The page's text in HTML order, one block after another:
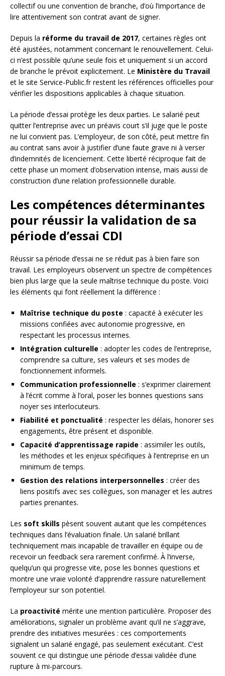
collectif ou une convention de branche, d’où l’importance de
lire attentivement son contrat avant de signer.
Depuis la réforme du travail de 2017, certaines règles ont
été ajustées, notamment concernant le renouvellement. Celui-
ci n’est possible qu’une seule fois et uniquement si un accord
de branche le prévoit explicitement. Le Ministère du Travail
et le site Service-Public.fr restent les références officielles pour
vérifier les dispositions applicables à chaque situation.
La période d’essai protège les deux parties. Le salarié peut
quitter l’entreprise avec un préavis court s’il juge que le poste
ne lui convient pas. L’employeur, de son côté, peut mettre fin
au contrat sans avoir à justifier d’une faute grave ni à verser
d’indemnités de licenciement. Cette liberté réciproque fait de
cette phase un moment d’observation intense, mais aussi de
construction d’une relation professionnelle durable.
Les compétences déterminantes
pour réussir la validation de sa
période d’essai CDI
Réussir sa période d’essai ne se réduit pas à bien faire son
travail. Les employeurs observent un spectre de compétences
bien plus large que la seule maîtrise technique du poste. Voici
les éléments qui font réellement la différence :
Maîtrise technique du poste : capacité à exécuter les
missions confiées avec autonomie progressive, en
respectant les processus internes.
Intégration culturelle : adopter les codes de l’entreprise,
comprendre sa culture, ses valeurs et ses modes de
fonctionnement informels.
Communication professionnelle : s’exprimer clairement
à l’écrit comme à l’oral, poser les bonnes questions sans
noyer ses interlocuteurs.
Fiabilité et ponctualité : respecter les délais, honorer ses
engagements, être présent et disponible.
Capacité d’apprentissage rapide : assimiler les outils,
les méthodes et les enjeux spécifiques à l’entreprise en un
minimum de temps.
Gestion des relations interpersonnelles : créer des
liens positifs avec ses collègues, son manager et les autres
parties prenantes.
Les soft skills pèsent souvent autant que les compétences
techniques dans l’évaluation finale. Un salarié brillant
techniquement mais incapable de travailler en équipe ou de
recevoir un feedback sera rarement confirmé. À l’inverse,
quelqu’un qui progresse vite, pose les bonnes questions et
montre une vraie volonté d’apprendre rassure naturellement
l’employeur sur son potentiel.
La proactivité mérite une mention particulière. Proposer des
améliorations, signaler un problème avant qu’il ne s’aggrave,
prendre des initiatives mesurées : ces comportements
signalent un salarié engagé, pas seulement exécutant. C’est
souvent ce qui distingue une période d’essai validée d’une
rupture à mi-parcours.